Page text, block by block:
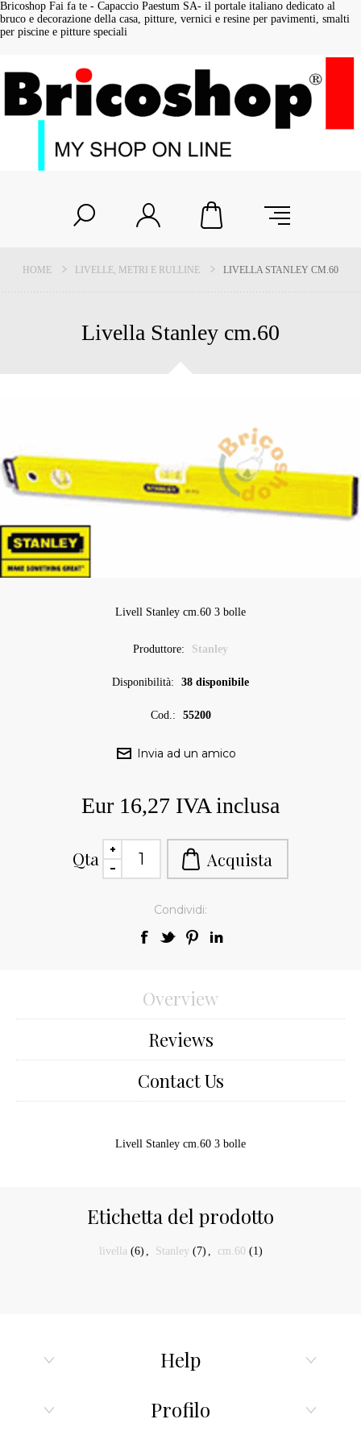
Bricoshop Fai fa te - Capaccio Paestum SA- il portale italiano dedicato al
bruco e decorazione della casa, pitture, vernici e resine per pavimenti, smalti
per piscine e pitture speciali
HOME LIVELLE, METRI E RULLINE LIVELLA STANLEY CM.60
Livella Stanley cm.60
Livell Stanley cm.60 3 bolle
Produttore: Stanley
Disponibilità: 38 disponibile
Cod.: 55200
Eur 16,27 IVA inclusa
Qta
Condividi:
Overview
Reviews
Contact Us
Livell Stanley cm.60 3 bolle
Etichetta del prodotto
livella (6) , Stanley (7) , cm.60 (1)
Help
Profilo